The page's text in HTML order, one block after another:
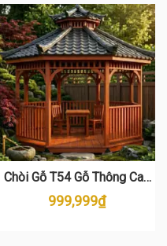
Chòi Gỗ T54 Gỗ Thông Cao
Cấp – Tinh Hoa Sân Vườn
Nhật
999,999₫